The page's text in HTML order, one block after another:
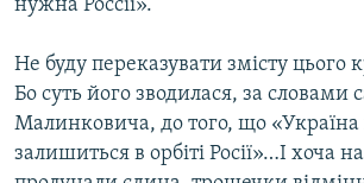
нужна Россіі».
Не буду переказувати змісту цього
Бо суть його зводилася, за словами
Малинковича, до того, що
залишиться в орбіті Росії»…І хоча